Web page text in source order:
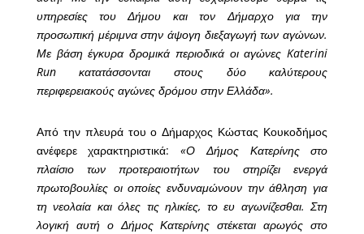
υπηρεσίες του Δήμου και τον Δήμαρχο για την
προσωπική μέριμνα στην άψογη διεξαγωγή των αγώνων.
Με βάση έγκυρα δρομικά περιοδικά οι αγώνες Katerini
Run κατατάσσονται στους δύο καλύτερους
περιφερειακούς αγώνες δρόμου στην Ελλάδα».
Από την πλευρά του ο Δήμαρχος Κώστας Κουκοδήμος
ανέφερε χαρακτηριστικά:«Ο Δήμος Κατερίνης στο
πλαίσιο των προτεραιοτήτων του στηρίζει ενεργά
πρωτοβουλίες οι οποίες ενδυναμώνουν την άθληση για
τη νεολαία και όλες τις ηλικίες, το ευ αγωνίζεσθαι. Στη
λογική αυτή ο Δήμος Κατερίνης στέκεται αρωγός στο